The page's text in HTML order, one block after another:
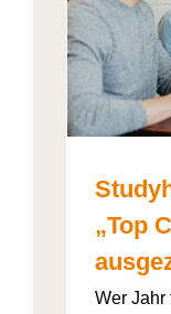
„Top
Wer Jahr